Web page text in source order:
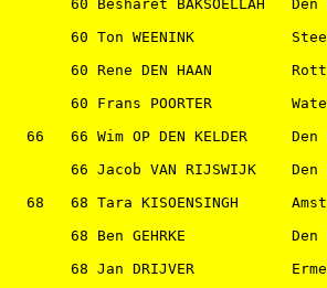
60 Besharet BAKSOELLAH
60 Ton WEENINK
60 Rene DEN HAAN
60 Frans POORTER
66   66 Wim OP DEN KELDER
66 Jacob VAN RIJSWIJK
68   68 Tara KISOENSINGH
68 Ben GEHRKE
68 Jan DRIJVER